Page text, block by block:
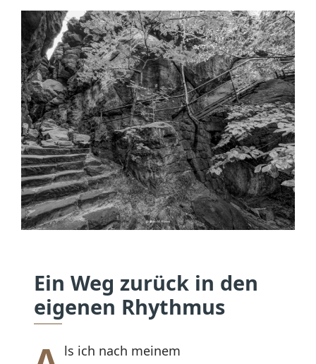
Ein Weg zurück in den
eigenen Rhythmus
ls ich nach meinem